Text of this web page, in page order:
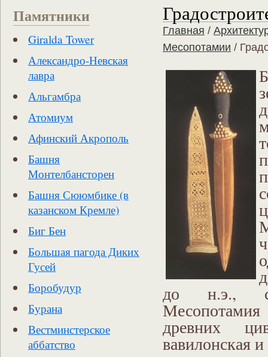
Памятники
Giralda Tower
Александро-Невская
лавра
Альгамбра
Атомиум
Афинский Акрополь
Башня
Монтелбансторен
Башня Сююмбике (в
казанском Кремле)
Биг Бен
Большая пагода Диких
Гусей
Боробудур
Бурана
Вестминстерское
аббатство
Главная /
Месопотамии /
до н.э., с
древних
вавилонская